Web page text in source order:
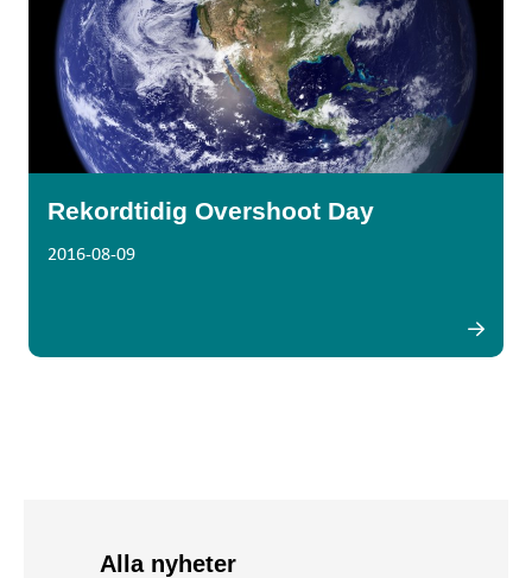
Rekordtidig Overshoot Day
2016-08-09
Alla nyheter